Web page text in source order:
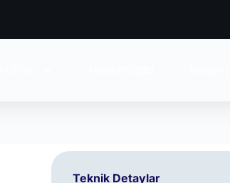
Teknik Detaylar